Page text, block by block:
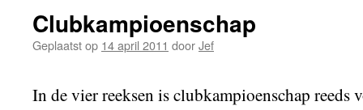
Clubkampioenschap
Geplaatst op 14 april 2011 doorJef
In de vier reeksen is clubkampioenschap reeds